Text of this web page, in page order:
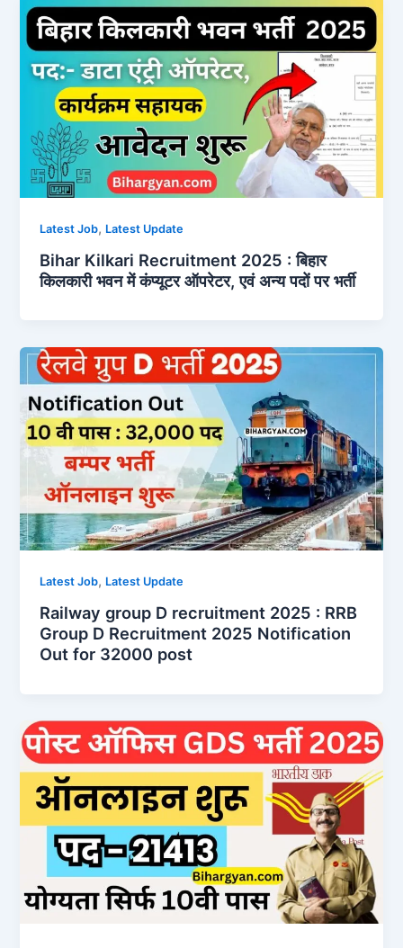
Latest Job, Latest Update
Bihar Kilkari Recruitment 2025 : बिहार
किलकारी भवन में कंप्यूटर ऑपरेटर, एवं अन्य पदों पर भर्ती
Latest Job, Latest Update
Railway group D recruitment 2025 : RRB
Group D Recruitment 2025 Notification
Out for 32000 post